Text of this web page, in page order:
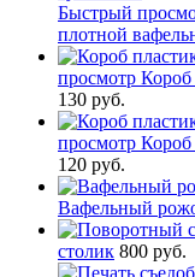
Быстрый
плотной
просмотр Короб
130 руб.
просмотр Короб
120 руб.
Вафельный
столик 800 руб.